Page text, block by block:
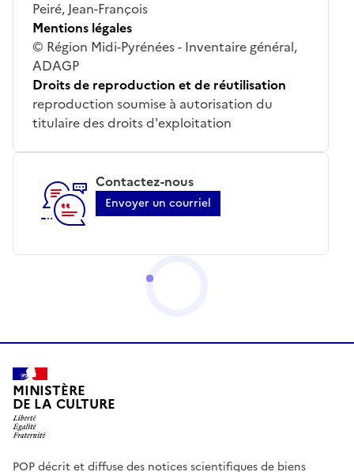
Peiré, Jean-François
Mentions légales
© Région Midi-Pyrénées - Inventaire général,
ADAGP
Droits de reproduction et de réutilisation
reproduction soumise à autorisation du
titulaire des droits d'exploitation
Contactez-nous
Envoyer un courriel
MINISTÈRE
DE LA CULTURE
POP décrit et diffuse des notices scientifiques de biens